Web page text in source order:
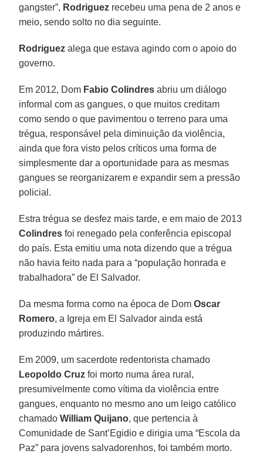
gangster”, Rodriguez recebeu uma pena de 2 anos e
meio, sendo solto no dia seguinte.
Rodriguez alega que estava agindo com o apoio do
governo.
Em 2012, Dom Fabio Colindres abriu um diálogo
informal com as gangues, o que muitos creditam
como sendo o que pavimentou o terreno para uma
trégua, responsável pela diminuição da violência,
ainda que fora visto pelos críticos uma forma de
simplesmente dar a oportunidade para as mesmas
gangues se reorganizarem e expandir sem a pressão
policial.
Estra trégua se desfez mais tarde, e em maio de 2013
Colindres foi renegado pela conferência episcopal
do país. Esta emitiu uma nota dizendo que a trégua
não havia feito nada para a “população honrada e
trabalhadora” de El Salvador.
Da mesma forma como na época de DomOscar
Romero, a Igreja em El Salvador ainda está
produzindo mártires.
Em 2009, um sacerdote redentorista chamado
Leopoldo Cruz foi morto numa área rural,
presumivelmente como vítima da violência entre
gangues, enquanto no mesmo ano um leigo católico
chamadoWilliam Quijano, que pertencia à
Comunidade de Sant’Egidio e dirigia uma “Escola da
Paz” para jovens salvadorenhos, foi também morto.